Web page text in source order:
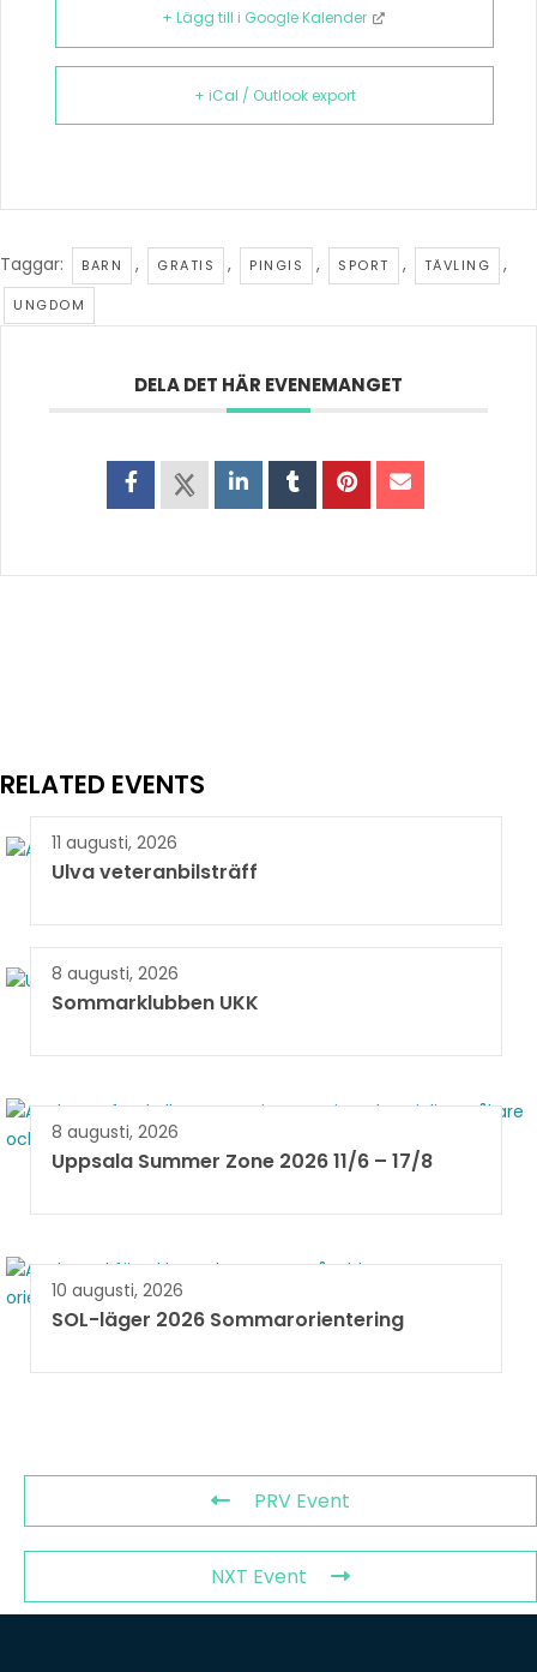
+ Lägg till i Google Kalender
+ iCal / Outlook export
Taggar: BARN , GRATIS , PINGIS , SPORT , TÄVLING ,
UNGDOM
DELA DET HÄR EVENEMANGET
RELATED EVENTS
11 augusti, 2026
Ulva veteranbilsträff
8 augusti, 2026
Sommarklubben UKK
8 augusti, 2026
Uppsala Summer Zone 2026 11/6 – 17/8 ​
10 augusti, 2026
SOL-läger 2026 Sommarorientering
PRV Event
NXT Event